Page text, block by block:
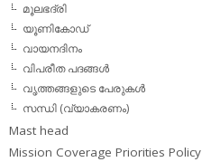
മൂലഭദ്രി
യൂണികോഡ്
വായനദിനം
വിപരീത പദങ്ങള്‍
വൃത്തങ്ങളുടെ പേരുകള്‍
സന്ധി (വ്യാകരണം)
Mast head
Mission Coverage Priorities Policy